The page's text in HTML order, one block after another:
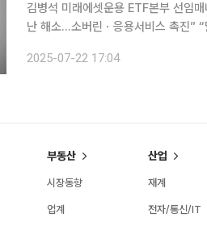
김병석 미래에셋운용 ETF본부 선임
난 해소…소버린ㆍ응용서비스 촉진” “달러 기반 스테이블 코인이 결제시장을 지배하면 한국을 포함
의하는 쪽으로 입장이 바뀌었습니다.
2025-07-22 17:04
부동산
시장동향
업계
산업
재계
전자/통신/IT